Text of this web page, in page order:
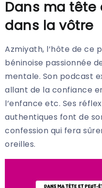
Dans ma
dans la vôtre
Azmiyath, l’hôte de ce
béninoise passionnée
mentale. Son podcast
allant de la confiance
l’enfance etc. Ses
authentiques font de
confession qui fera
oreilles.